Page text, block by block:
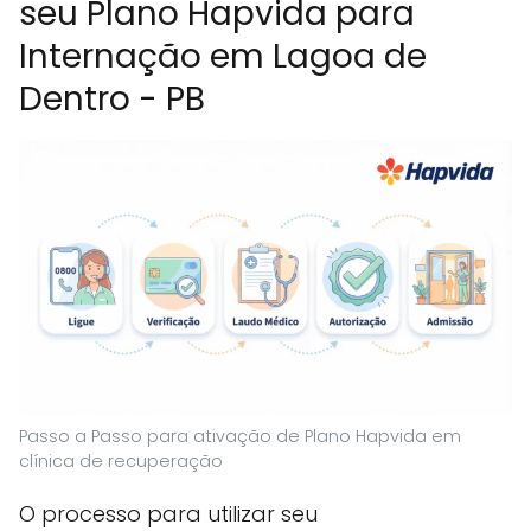
seu Plano Hapvida para
Internação em Lagoa de
Dentro - PB
Passo a Passo para ativação de Plano Hapvida em
clínica de recuperação
O processo para utilizar seu